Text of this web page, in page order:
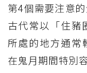
第4個需要注意
古代常以「住豬
所處的地方通常
在鬼月期間特別